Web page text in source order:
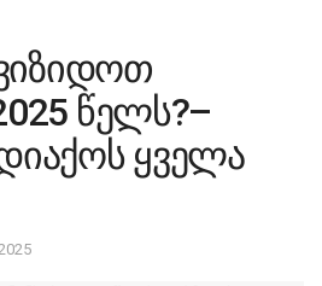
წელს?–
ყველა